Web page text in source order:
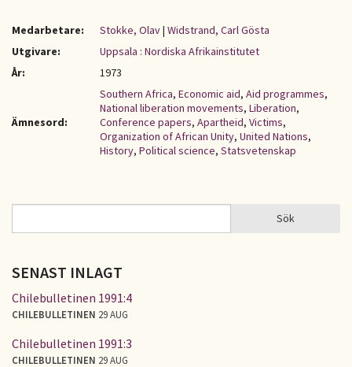
Medarbetare: Stokke, Olav| Widstrand, Carl Gösta
Utgivare:
Uppsala : Nordiska Afrikainstitutet
År:
1973
Ämnesord:
Southern Africa, Economic aid, Aid programmes,
National liberation movements, Liberation,
Conference papers, Apartheid, Victims,
Organization of African Unity, United Nations,
History, Political science, Statsvetenskap
SÖKFORMULÄR Sök
SENAST INLAGT
Chilebulletinen 1991:4
CHILEBULLETINEN 29 AUG
Chilebulletinen 1991:3
CHILEBULLETINEN 29 AUG